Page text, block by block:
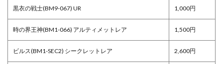
黒衣の戦士(BM9-067) UR 1,000円
時の界王神(BM1-066) アルティメットレア 1,500円
ビルス(BM1-SEC2) シークレットレア 2,600円